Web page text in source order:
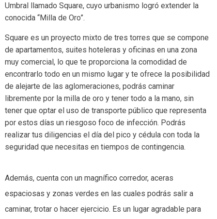
Umbral llamado Square, cuyo urbanismo logró extender la
conocida “Milla de Oro”.
Square es un proyecto mixto de tres torres que se compone
de apartamentos, suites hoteleras y oficinas en una zona
muy comercial, lo que te proporciona la comodidad de
encontrarlo todo en un mismo lugar y te ofrece la posibilidad
de alejarte de las aglomeraciones, podrás caminar
libremente por la milla de oro y tener todo a la mano, sin
tener que optar el uso de transporte público que representa
por estos días un riesgoso foco de infección. Podrás
realizar tus diligencias el día del pico y cédula con toda la
seguridad que necesitas en tiempos de contingencia.
Además, cuenta con un magnífico corredor, aceras
espaciosas y zonas verdes en las cuales podrás salir a
caminar, trotar o hacer ejercicio. Es un lugar agradable para